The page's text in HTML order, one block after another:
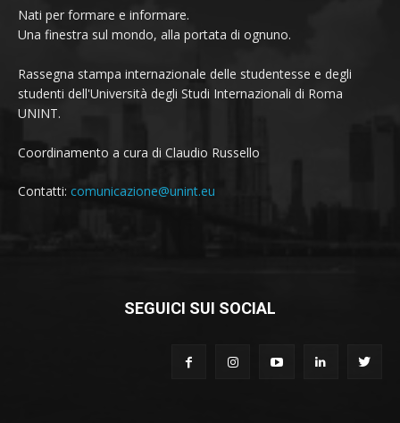
Nati per formare e informare.
Una finestra sul mondo, alla portata di ognuno.
Rassegna stampa internazionale delle studentesse e degli
studenti dell'Università degli Studi Internazionali di Roma
UNINT.
Coordinamento a cura di Claudio Russello
Contatti: comunicazione@unint.eu
SEGUICI SUI SOCIAL